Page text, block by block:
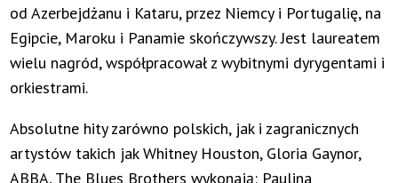
od Azerbejdżanu i Kataru, przez Niemcy i Portugalię, na
Egipcie, Maroku i Panamie skończywszy. Jest laureatem
wielu nagród, współpracował z wybitnymi dyrygentami i
orkiestrami.
Absolutne hity zarówno polskich, jak i zagranicznych
artystów takich jak Whitney Houston, Gloria Gaynor,
ABBA, The Blues Brothers wykonają: Paulina